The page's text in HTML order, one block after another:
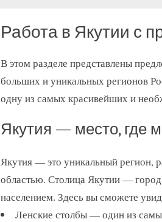
Работа в Якутии с
В этом разделе представлены
больших и уникальных регионов
одну из самых красивейших и
Якутия — место, где
Якутия — это уникальный регион,
областью. Столица Якутии —
населением. Здесь вы сможете
Ленские столбы — один из